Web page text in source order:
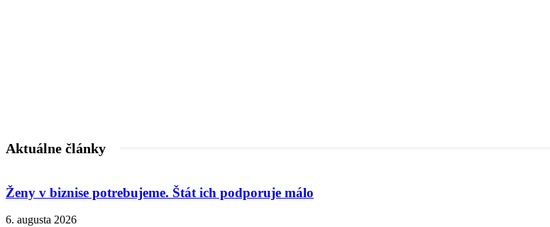
Aktuálne články
Ženy v biznise potrebujeme. Štát ich podporuje málo
6. augusta 2026